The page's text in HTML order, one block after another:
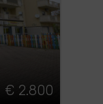
€ 2.800